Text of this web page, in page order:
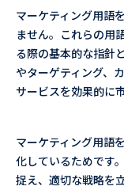
マーケティング用語
ません。これらの用
る際の基本的な指針
やターゲティング、
サービスを効果的に
マーケティング用語
化しているためです
捉え、適切な戦略を